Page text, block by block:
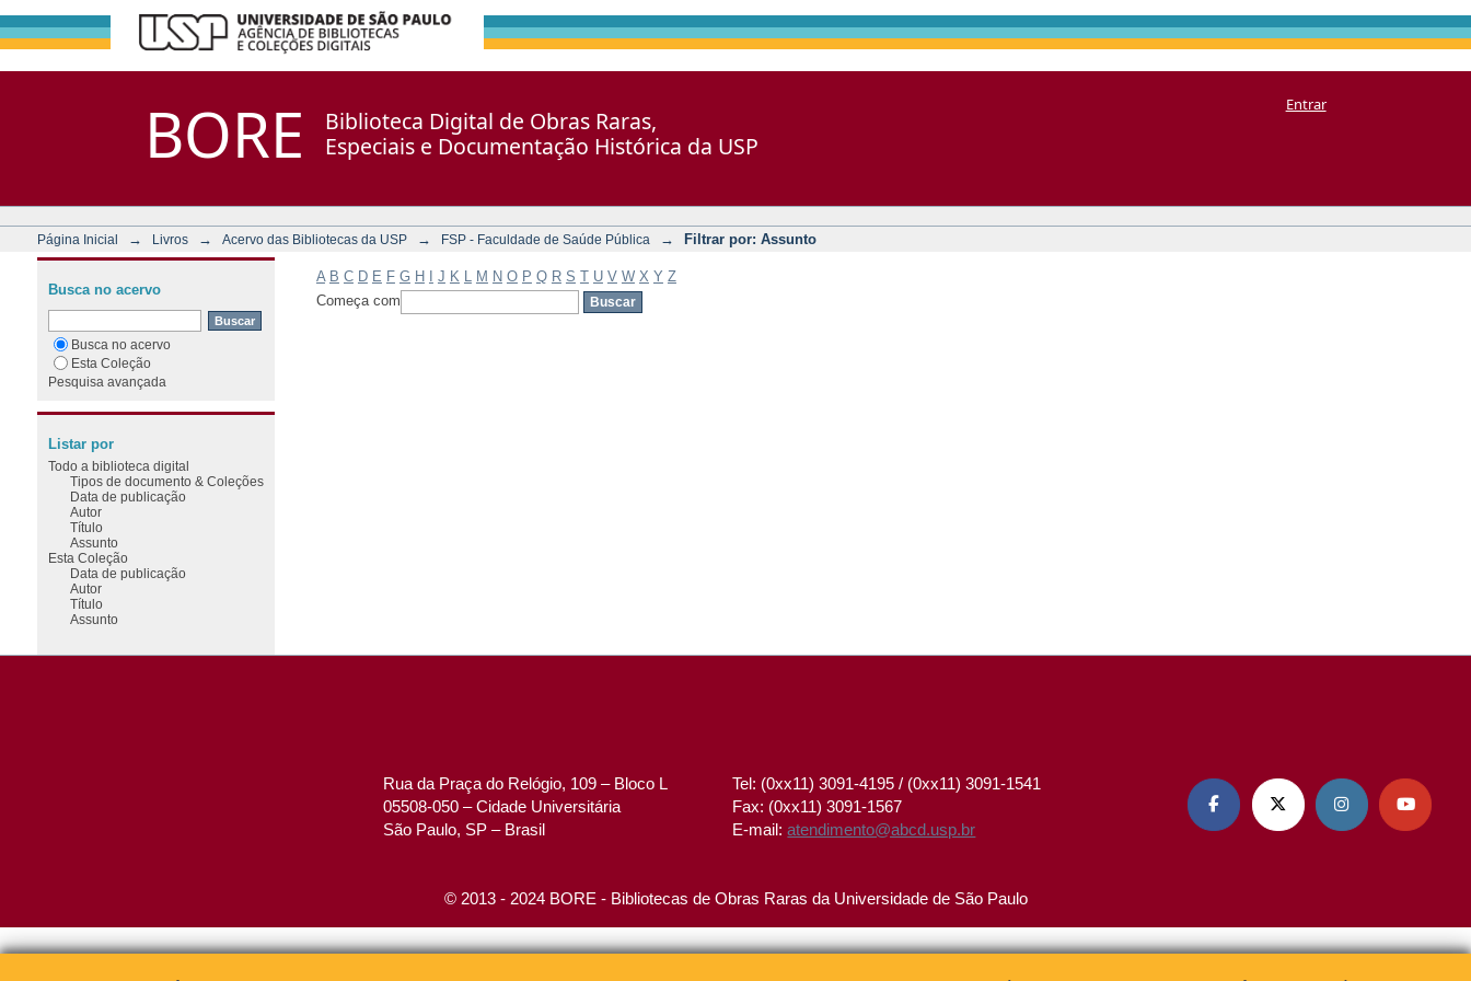
BORE
Biblioteca Digital de Obras Raras,
Especiais e Documentação Histórica da USP
Entrar
Página Inicial → Livros → Acervo das Bibliotecas da USP → FSP - Faculdade de Saúde Pública → Filtrar por: Assunto
A B C D E F G H J K M N O P Q R S T U V W X Y Z
Começa com
Busca no acervo
Busca no acervo
Esta Coleção
Pesquisa avançada
Listar por
Todo a biblioteca digital
Tipos de documento & Coleções
Data de publicação
Autor
Título
Assunto
Esta Coleção
Data de publicação
Autor
Título
Assunto
Rua da Praça do Relógio, 109 – Bloco L
05508-050 – Cidade Universitária
São Paulo, SP – Brasil
Tel: (0xx11) 3091-4195 / (0xx11) 3091-1541
Fax: (0xx11) 3091-1567
E-mail:atendimento@abcd.usp.br
   
© 2013 - 2024 BORE - Bibliotecas de Obras Raras da Universidade de São Paulo